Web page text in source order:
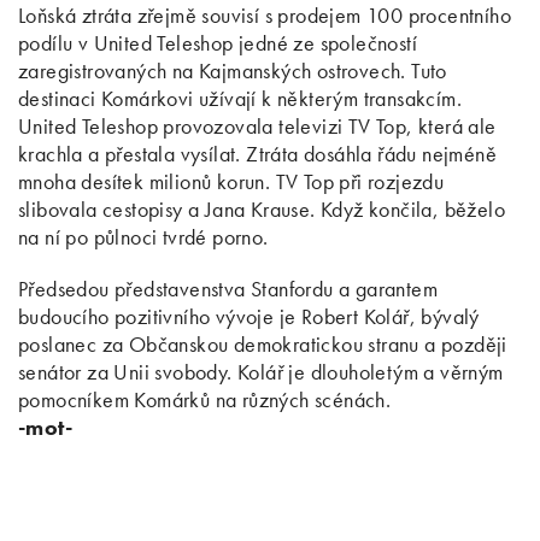
Loňská ztráta zřejmě souvisí s prodejem 100 procentního
podílu v United Teleshop jedné ze společností
zaregistrovaných na Kajmanských ostrovech. Tuto
destinaci Komárkovi užívají k některým transakcím.
United Teleshop provozovala televizi TV Top, která ale
krachla a přestala vysílat. Ztráta dosáhla řádu nejméně
mnoha desítek milionů korun. TV Top při rozjezdu
slibovala cestopisy a Jana Krause. Když končila, běželo
na ní po půlnoci tvrdé porno.
Předsedou představenstva Stanfordu a garantem
budoucího pozitivního vývoje je Robert Kolář, bývalý
poslanec za Občanskou demokratickou stranu a později
senátor za Unii svobody. Kolář je dlouholetým a věrným
pomocníkem Komárků na různých scénách.
-mot-